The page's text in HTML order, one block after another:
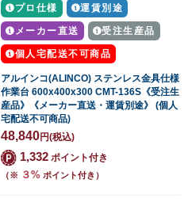
プロ仕様 運賃別途
メーカー直送 受注生産品
個人宅配送不可商品
アルインコ(ALINCO) ステンレス金具仕様
作業台 600x400x300 CMT-136S《受注生
産品》《メーカー直送・運賃別途》 (個人
宅配送不可商品)
48,840円(税込)
1,332 ポイント付き
（※ ３% ポイント付き）